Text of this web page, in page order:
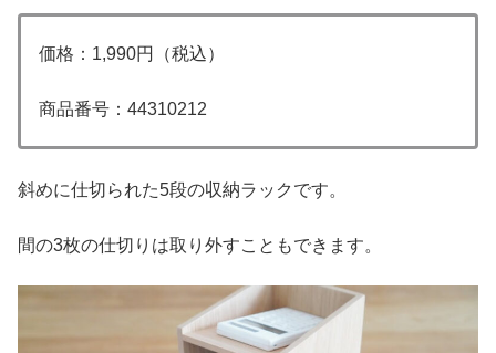
価格：1,990円（税込）
商品番号：44310212
斜めに仕切られた5段の収納ラックです。
間の3枚の仕切りは取り外すこともできます。